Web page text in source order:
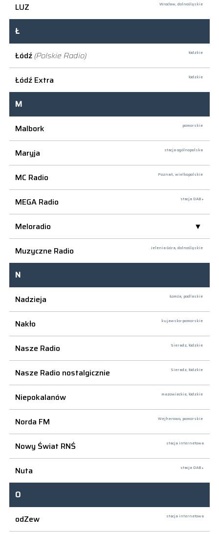
LUZ Wrocław, dolnośląskie
Ł
Łódź (Polskie Radio) łódzkie
Łódź Extra łódzkie
M
Malbork
pomorskie
Maryja stacja ogólnopolska
MC Radio Poznań, wielkopolskie
MEGA Radio stacja DAB+
Meloradio
Muzyczne Radio
Jelenia Góra, dolnośląskie
N
Nadzieja
Łomża, podlaskie
Nakło kujawsko-pomorskie
Nasze Radio Sieradz, łódzkie
Nasze Radio nostalgicznie Sieradz, łódzkie
Niepokalanów mazowieckie, łódzkie
Norda FM Wejherowo, pomorskie
Nowy Świat RNŚ stacja internetowa
Nuta stacja DAB+
O
odZew
stacja internetowa